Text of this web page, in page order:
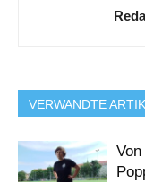
VERWANDTE